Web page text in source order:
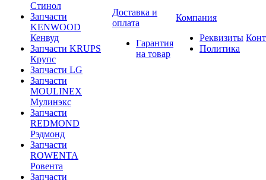
Стинол
Запчасти
KENWOOD
Кенвуд
Запчасти KRUPS
Крупс
Запчасти LG
Запчасти
MOULINEX
Мулинэкс
Запчасти
REDMOND
Рэдмонд
Запчасти
ROWENTA
Ровента
Запчасти
Доставка и
оплата
Гарантия
на товар
Компания
Реквизиты
Политика